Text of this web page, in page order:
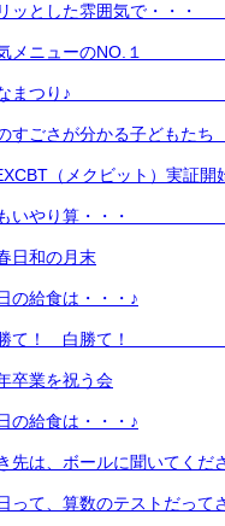
リッとした雰囲気で
気メニューの
なまつり♪
のすごさが分かる
（メクビット）実証開
もいやり算・・
日和の月末
の給食は・・・♪
勝て！ 白勝て！
卒業を祝う会
の給食は・・・♪
先は、ボールに聞いてくだ
って、算数のテストだって